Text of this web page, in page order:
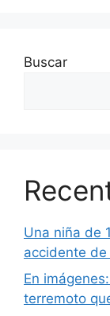
Buscar
Una niña de
accidente
En
terremoto